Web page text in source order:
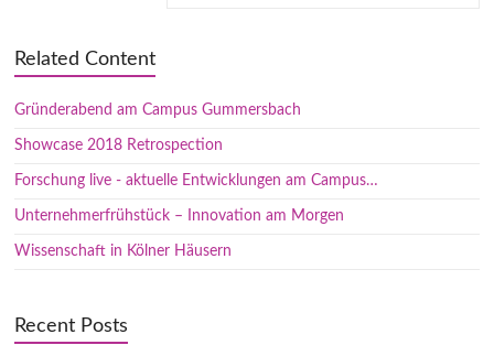
Related Content
Gründerabend am Campus Gummersbach
Showcase 2018 Retrospection
Forschung live - aktuelle Entwicklungen am Campus…
Unternehmerfrühstück – Innovation am Morgen
Wissenschaft in Kölner Häusern
Recent Posts